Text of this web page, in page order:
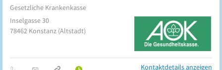
Gesetzliche Krankenkasse
Inselgasse 30
78462 Konstanz (Altstadt)
Kontaktdetails anzeigen